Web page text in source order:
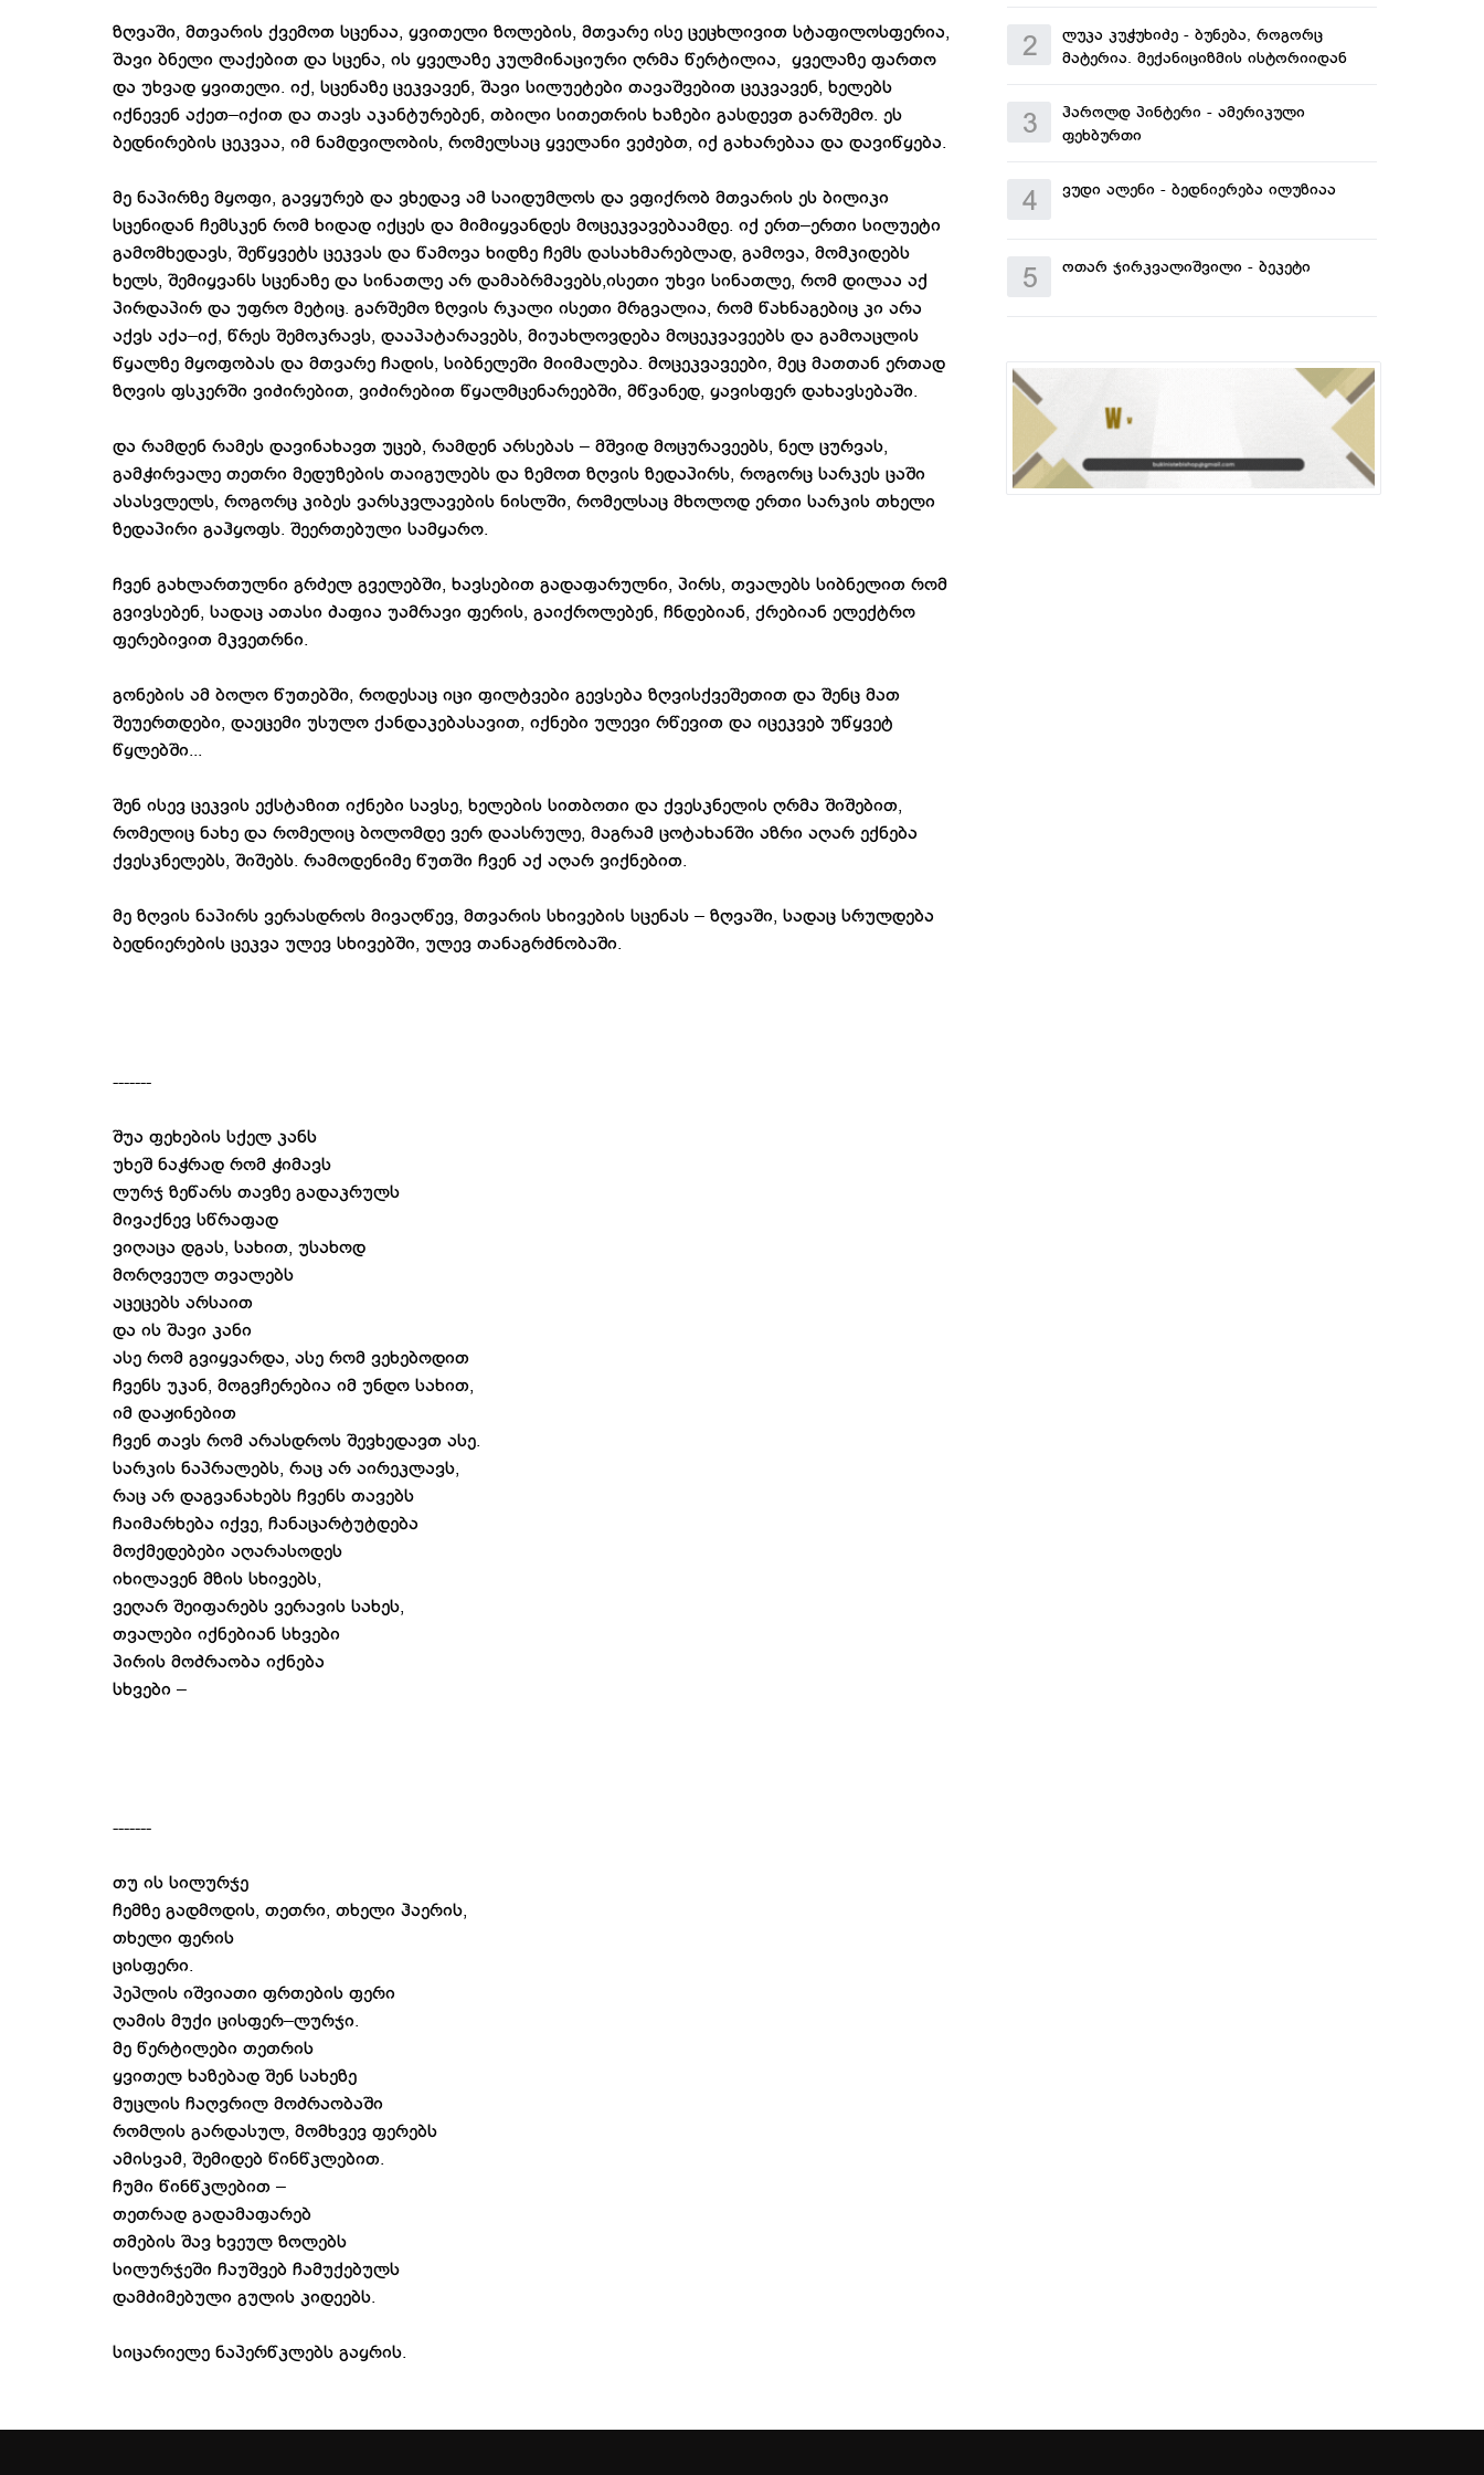
ზღვაში, მთვარის ქვემოთ სცენაა, ყვითელი ზოლების, მთვარე ისე ცეცხლივით სტაფილოსფერია,
შავი ბნელი ლაქებით და სცენა, ის ყველაზე კულმინაციური ღრმა წერტილია, ყველაზე ფართო
და უხვად ყვითელი. იქ, სცენაზე ცეკვავენ, შავი სილუეტები თავაშვებით ცეკვავენ, ხელებს
იქნევენ აქეთ–იქით და თავს აკანტურებენ, თბილი სითეთრის ხაზები გასდევთ გარშემო. ეს
ბედნირების ცეკვაა, იმ ნამდვილობის, რომელსაც ყველანი ვეძებთ, იქ გახარებაა და დავიწყება.
მე ნაპირზე მყოფი, გავყურებ და ვხედავ ამ საიდუმლოს და ვფიქრობ მთვარის ეს ბილიკი
სცენიდან ჩემსკენ რომ ხიდად იქცეს და მიმიყვანდეს მოცეკვავებაამდე. იქ ერთ–ერთი სილუეტი
გამომხედავს, შეწყვეტს ცეკვას და წამოვა ხიდზე ჩემს დასახმარებლად, გამოვა, მომკიდებს
ხელს, შემიყვანს სცენაზე და სინათლე არ დამაბრმავებს,ისეთი უხვი სინათლე, რომ დილაა აქ
პირდაპირ და უფრო მეტიც. გარშემო ზღვის რკალი ისეთი მრგვალია, რომ წახნაგებიც კი არა
აქვს აქა–იქ, წრეს შემოკრავს, დააპატარავებს, მიუახლოვდება მოცეკვავეებს და გამოაცლის
წყალზე მყოფობას და მთვარე ჩადის, სიბნელეში მიიმალება. მოცეკვავეები, მეც მათთან ერთად
ზღვის ფსკერში ვიძირებით, ვიძირებით წყალმცენარეებში, მწვანედ, ყავისფერ დახავსებაში.
და რამდენ რამეს დავინახავთ უცებ, რამდენ არსებას – მშვიდ მოცურავეებს, ნელ ცურვას,
გამჭირვალე თეთრი მედუზების თაიგულებს და ზემოთ ზღვის ზედაპირს, როგორც სარკეს ცაში
ასასვლელს, როგორც კიბეს ვარსკვლავების ნისლში, რომელსაც მხოლოდ ერთი სარკის თხელი
ზედაპირი გაჰყოფს. შეერთებული სამყარო.
ჩვენ გახლართულნი გრძელ გველებში, ხავსებით გადაფარულნი, პირს, თვალებს სიბნელით რომ
გვივსებენ, სადაც ათასი ძაფია უამრავი ფერის, გაიქროლებენ, ჩნდებიან, ქრებიან ელექტრო
ფერებივით მკვეთრნი.
გონების ამ ბოლო წუთებში, როდესაც იცი ფილტვები გევსება ზღვისქვეშეთით და შენც მათ
შეუერთდები, დაეცემი უსულო ქანდაკებასავით, იქნები ულევი რწევით და იცეკვებ უწყვეტ
წყლებში...
შენ ისევ ცეკვის ექსტაზით იქნები სავსე, ხელების სითბოთი და ქვესკნელის ღრმა შიშებით,
რომელიც ნახე და რომელიც ბოლომდე ვერ დაასრულე, მაგრამ ცოტახანში აზრი აღარ ექნება
ქვესკნელებს, შიშებს. რამოდენიმე წუთში ჩვენ აქ აღარ ვიქნებით.
მე ზღვის ნაპირს ვერასდროს მივაღწევ, მთვარის სხივების სცენას – ზღვაში, სადაც სრულდება
ბედნიერების ცეკვა ულევ სხივებში, ულევ თანაგრძნობაში.
-------
შუა ფეხების სქელ კანს
უხეშ ნაჭრად რომ ჭიმავს
ლურჯ ზეწარს თავზე გადაკრულს
მივაქნევ სწრაფად
ვიღაცა დგას, სახით, უსახოდ
მორღვეულ თვალებს
აცეცებს არსაით
და ის შავი კანი
ასე რომ გვიყვარდა, ასე რომ ვეხებოდით
ჩვენს უკან, მოგვჩერებია იმ უნდო სახით,
იმ დაჟინებით
ჩვენ თავს რომ არასდროს შევხედავთ ასე.
სარკის ნაპრალებს, რაც არ აირეკლავს,
რაც არ დაგვანახებს ჩვენს თავებს
ჩაიმარხება იქვე, ჩანაცარტუტდება
მოქმედებები აღარასოდეს
იხილავენ მზის სხივებს,
ვეღარ შეიფარებს ვერავის სახეს,
თვალები იქნებიან სხვები
პირის მოძრაობა იქნება
სხვები –
-------
თუ ის სილურჯე
ჩემზე გადმოდის, თეთრი, თხელი ჰაერის,
თხელი ფერის
ცისფერი.
პეპლის იშვიათი ფრთების ფერი
ღამის მუქი ცისფერ–ლურჯი.
მე წერტილები თეთრის
ყვითელ ხაზებად შენ სახეზე
მუცლის ჩაღვრილ მოძრაობაში
რომლის გარდასულ, მომხვევ ფერებს
ამისვამ, შემიდებ წინწკლებით.
ჩუმი წინწკლებით –
თეთრად გადამაფარებ
თმების შავ ხვეულ ზოლებს
სილურჯეში ჩაუშვებ ჩამუქებულს
დამძიმებული გულის კიდეებს.
სიცარიელე ნაპერწკლებს გაყრის.
2
ლუკა კუჭუხიძე - ბუნება, როგორც
მატერია. მექანიციზმის ისტორიიდან
3
ჰაროლდ პინტერი - ამერიკული
ფეხბურთი
4 ვუდი ალენი - ბედნიერება ილუზიაა
5 ოთარ ჯირკვალიშვილი - ბეკეტი